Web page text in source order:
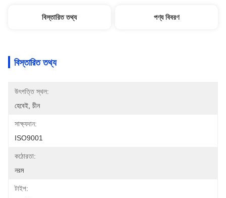
বিস্তারিত তথ্য পণ্য বিবরণ
বিস্তারিত তথ্য
উৎপত্তি স্থল:
হেবেই, চীন
সাক্ষ্যদান:
ISO9001
কঠোরতা:
নরম
টাইপ: